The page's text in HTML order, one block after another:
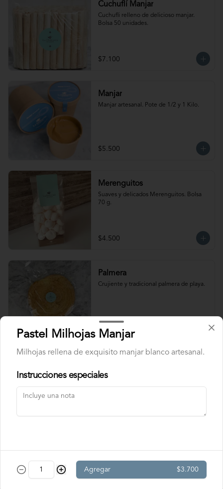
Cuchuflí Manjar
Cuchufli relleno de delicioso manjar.
Bolsa 50 unidades.
$7.100
Manjar
Manjar artesanal. Pote de 1/2 y 1 Kilo.
$5.500
Merenguitos
Suaves y delicados Merenguitos. Bolsa
70 g.
$4.500
Palmera
Crujiente y tradicional palmera de playa.
$2.100
$1.990
Pastel Milhojas Manjar
Milhojas rellena de exquisito manjar blanco artesanal.
Instrucciones especiales
Agregar $3.700